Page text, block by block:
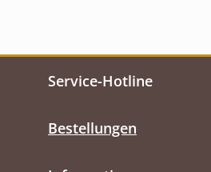
Service-Hotline
Bestellungen